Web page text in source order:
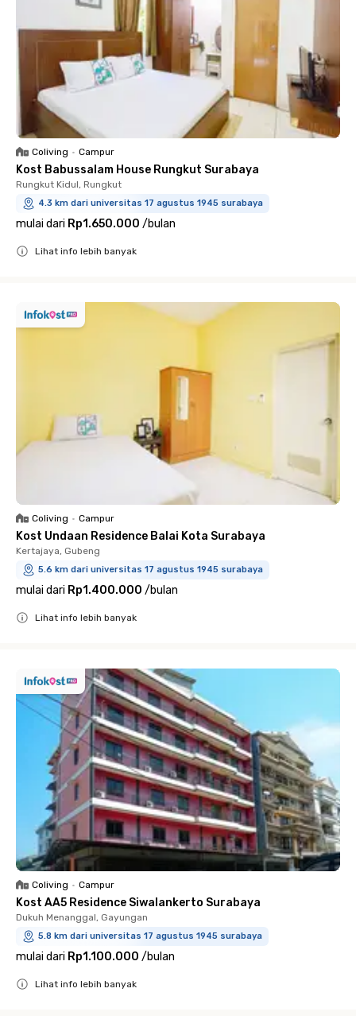
Coliving • Campur
Kost Babussalam House Rungkut Surabaya
Rungkut Kidul, Rungkut
4.3 km dari universitas 17 agustus 1945 surabaya
mulai dari Rp1.650.000 /bulan
Lihat info lebih banyak
Coliving • Campur
Kost Undaan Residence Balai Kota Surabaya
Kertajaya, Gubeng
5.6 km dari universitas 17 agustus 1945 surabaya
mulai dari Rp1.400.000 /bulan
Lihat info lebih banyak
Coliving • Campur
Kost AA5 Residence Siwalankerto Surabaya
Dukuh Menanggal, Gayungan
5.8 km dari universitas 17 agustus 1945 surabaya
mulai dari Rp1.100.000 /bulan
Lihat info lebih banyak